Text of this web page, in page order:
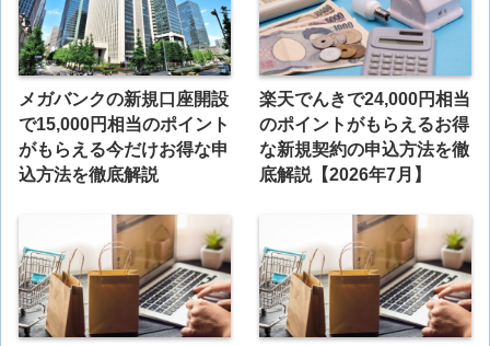
メガバンクの新規口座開設
で15,000円相当のポイント
がもらえる今だけお得な申
込方法を徹底解説
楽天でんきで24,000円相当
のポイントがもらえるお得
な新規契約の申込方法を徹
底解説【2026年7月】